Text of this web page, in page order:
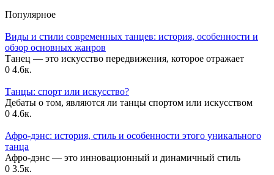
Популярное
Виды и стили современных танцев: история, особенности и
обзор основных жанров
Танец — это искусство передвижения, которое отражает
0 4.6к.
Танцы: спорт или искусство?
Дебаты о том, являются ли танцы спортом или искусством
0 4.6к.
Афро-дэнс: история, стиль и особенности этого уникального
танца
Афро-дэнс — это инновационный и динамичный стиль
0 3.5к.